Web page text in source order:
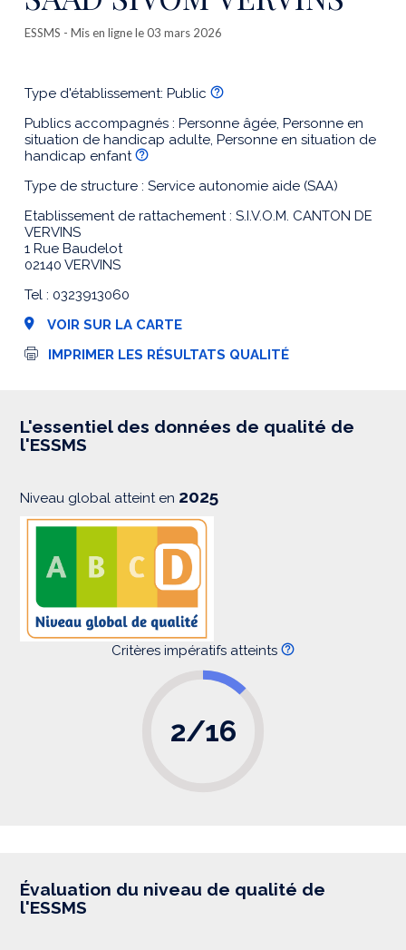
ESSMS - Mis en ligne le 03 mars 2026
Type d'établissement: Public
Publics accompagnés : Personne âgée, Personne en
situation de handicap adulte, Personne en situation de
handicap enfant
Type de structure : Service autonomie aide (SAA)
Etablissement de rattachement : S.I.V.O.M. CANTON DE
VERVINS
1 Rue Baudelot
02140 VERVINS
Tel : 0323913060
VOIR SUR LA CARTE
I
s
i
IMPRIMER LES RÉSULTATS QUALITÉ
L'essentiel des données de qualité de
l'ESSMS
Niveau global atteint en 2025
Critères impératifs atteints
2/16
Évaluation du niveau de qualité de
l'ESSMS